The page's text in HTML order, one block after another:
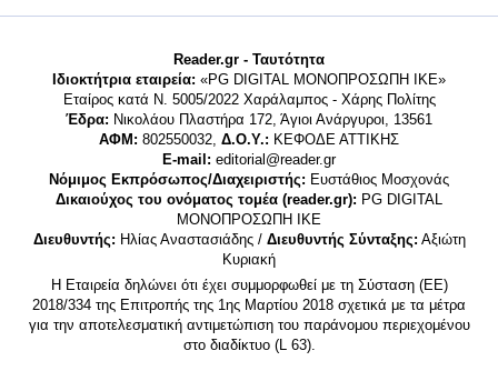
Reader.gr - Ταυτότητα
Ιδιοκτήτρια εταιρεία: «PG DIGITAL MONΟΠΡΟΣΩΠΗ ΙΚΕ»
Εταίρος κατά Ν. 5005/2022 Χαράλαμπος - Χάρης Πολίτης
Έδρα: Νικολάου Πλαστήρα 172, Άγιοι Ανάργυροι, 13561
ΑΦΜ: 802550032, Δ.Ο.Υ.: ΚΕΦΟΔΕ ΑΤΤΙΚΗΣ
E-mail: editorial@reader.gr
Νόμιμος Εκπρόσωπος/Διαχειριστής: Ευστάθιος Μοσχονάς
Δικαιούχος του ονόματος τομέα (reader.gr): PG DIGITAL
MONΟΠΡΟΣΩΠΗ ΙΚΕ
Διευθυντής: Ηλίας Αναστασιάδης / Διευθυντής Σύνταξης: Αξιώτη
Κυριακή
Η Εταιρεία δηλώνει ότι έχει συμμορφωθεί με τη Σύσταση (ΕΕ)
2018/334 της Επιτροπής της 1ης Μαρτίου 2018 σχετικά με τα μέτρα
για την αποτελεσματική αντιμετώπιση του παράνομου περιεχομένου
στο διαδίκτυο (L 63).